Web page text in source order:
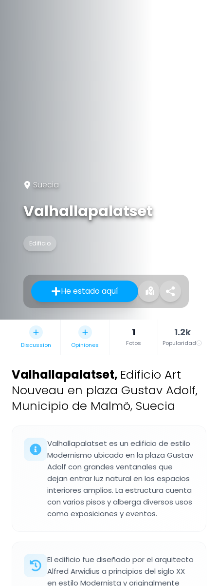
Suecia
Valhallapalatset
Edificio
He estado aquí
Discussion Opiniones
1
Fotos
1.2k
Popularidad
Valhallapalatset, Edificio Art
Nouveau en plaza Gustav Adolf,
Municipio de Malmö, Suecia
Valhallapalatset es un edificio de estilo
Modernismo ubicado en la plaza Gustav
Adolf con grandes ventanales que
dejan entrar luz natural en los espacios
interiores amplios. La estructura cuenta
con varios pisos y alberga diversos usos
como exposiciones y eventos.
El edificio fue diseñado por el arquitecto
Alfred Arwidius a principios del siglo XX
en estilo Modernista y originalmente